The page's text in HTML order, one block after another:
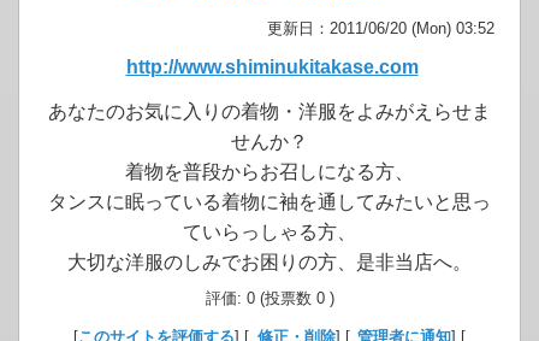
更新日：2011/06/20 (Mon) 03:52
http://www.shiminukitakase.com
あなたのお気に入りの着物・洋服をよみがえらせま
せんか？
着物を普段からお召しになる方、
タンスに眠っている着物に袖を通してみたいと思っ
ていらっしゃる方、
大切な洋服のしみでお困りの方、是非当店へ。
評価: 0 (投票数 0 )
[このサイトを評価する] [ 修正・削除] [ 管理者に通知] [